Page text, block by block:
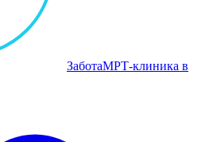
ЗаботаМРТ‑клиника в